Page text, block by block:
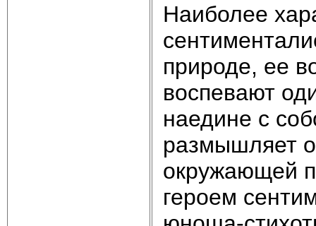
Наиболее
природе, ее
воспевают
наедине с
размышляет о
окружающей
героем